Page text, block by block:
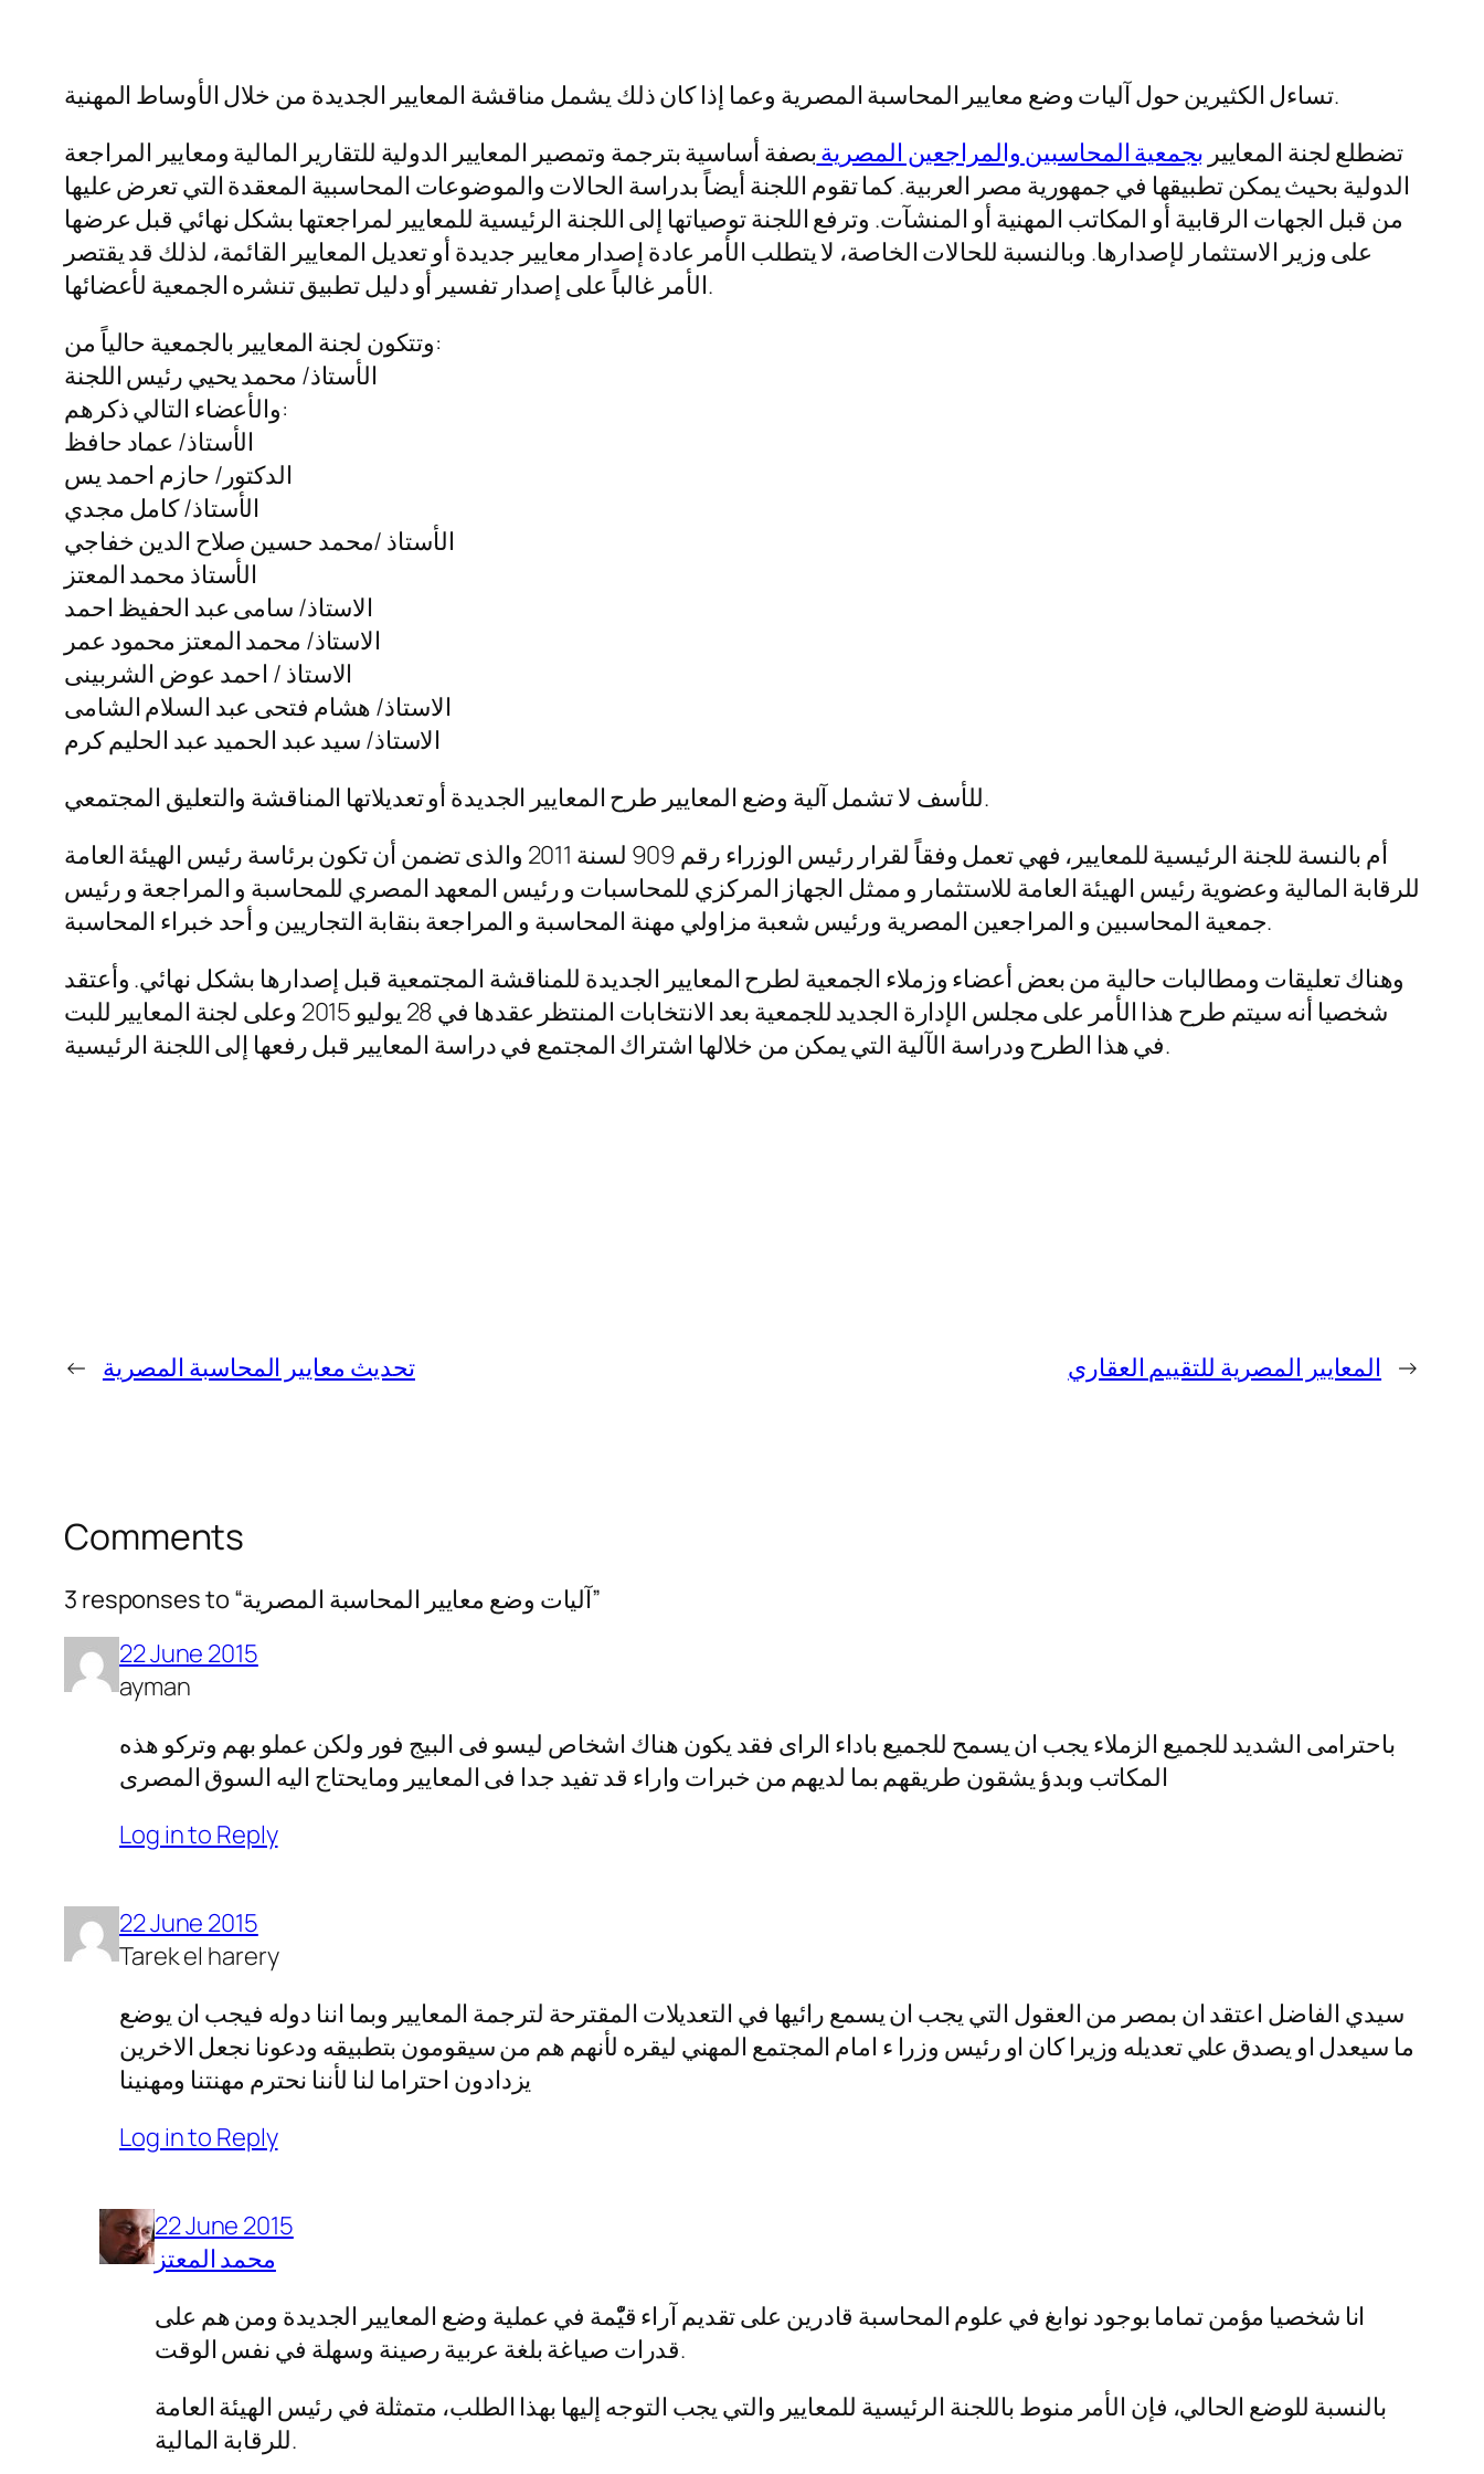
تساءل الكثيرين حول آليات وضع معايير المحاسبة المصرية وعما إذا كان ذلك يشمل مناقشة المعايير الجديدة من خلال الأوساط المهنية.
تضطلع لجنة المعايير بجمعية المحاسبين والمراجعين المصريةبصفة أساسية بترجمة وتمصير المعايير الدولية للتقارير المالية ومعايير المراجعة
الدولية بحيث يمكن تطبيقها في جمهورية مصر العربية. كما تقوم اللجنة أيضاً بدراسة الحالات والموضوعات المحاسبية المعقدة التي تعرض عليها
من قبل الجهات الرقابية أو المكاتب المهنية أو المنشآت. وترفع اللجنة توصياتها إلى اللجنة الرئيسية للمعايير لمراجعتها بشكل نهائي قبل عرضها
على وزير الاستثمار لإصدارها. وبالنسبة للحالات الخاصة، لا يتطلب الأمر عادة إصدار معايير جديدة أو تعديل المعايير القائمة، لذلك قد يقتصر
الأمر غالباً على إصدار تفسير أو دليل تطبيق تنشره الجمعية لأعضائها.
وتتكون لجنة المعايير بالجمعية حالياً من:
الأستاذ/ محمد يحيي رئيس اللجنة
والأعضاء التالي ذكرهم:
الأستاذ/ عماد حافظ
الدكتور/ حازم احمد يس
الأستاذ/ كامل مجدي
الأستاذ /محمد حسين صلاح الدين خفاجي
الأستاذ محمد المعتز
الاستاذ/ سامى عبد الحفيظ احمد
الاستاذ/ محمد المعتز محمود عمر
الاستاذ / احمد عوض الشربينى
الاستاذ/ هشام فتحى عبد السلام الشامى
الاستاذ/ سيد عبد الحميد عبد الحليم كرم
للأسف لا تشمل آلية وضع المعايير طرح المعايير الجديدة أو تعديلاتها المناقشة والتعليق المجتمعي.
أم بالنسة للجنة الرئيسية للمعايير، فهي تعمل وفقاً لقرار رئيس الوزراء رقم 909 لسنة 2011 والذى تضمن أن تكون برئاسة رئيس الهيئة العامة
للرقابة المالية وعضوية رئيس الهيئة العامة للاستثمار و ممثل الجهاز المركزي للمحاسبات و رئيس المعهد المصري للمحاسبة و المراجعة و رئيس
جمعية المحاسبين و المراجعين المصرية ورئيس شعبة مزاولي مهنة المحاسبة و المراجعة بنقابة التجاريين و أحد خبراء المحاسبة.
وهناك تعليقات ومطالبات حالية من بعض أعضاء وزملاء الجمعية لطرح المعايير الجديدة للمناقشة المجتمعية قبل إصدارها بشكل نهائي. وأعتقد
شخصيا أنه سيتم طرح هذا الأمر على مجلس الإدارة الجديد للجمعية بعد الانتخابات المنتظر عقدها في 28 يوليو 2015 وعلى لجنة المعايير للبت
في هذا الطرح ودراسة الآلية التي يمكن من خلالها اشتراك المجتمع في دراسة المعايير قبل رفعها إلى اللجنة الرئيسية.
← تحديث معايير المحاسبة المصرية المعايير المصرية للتقييم العقاري →
Comments
3 responses to “آليات وضع معايير المحاسبة المصرية”
22 June 2015
ayman
باحترامى الشديد للجميع الزملاء يجب ان يسمح للجميع باداء الراى فقد يكون هناك اشخاص ليسو فى البيج فور ولكن عملو بهم وتركو هذه
المكاتب وبدؤ يشقون طريقهم بما لديهم من خبرات واراء قد تفيد جدا فى المعايير ومايحتاج اليه السوق المصرى
Log in to Reply
22 June 2015
Tarek el harery
سيدي الفاضل اعتقد ان بمصر من العقول التي يجب ان يسمع رائيها في التعديلات المقترحة لترجمة المعايير وبما اننا دوله فيجب ان يوضع
ما سيعدل او يصدق علي تعديله وزيرا كان او رئيس وزرا ء امام المجتمع المهني ليقره لأنهم هم من سيقومون بتطبيقه ودعونا نجعل الاخرين
يزدادون احتراما لنا لأننا نحترم مهنتنا ومهنينا
Log in to Reply
22 June 2015
محمد المعتز
انا شخصيا مؤمن تماما بوجود نوابغ في علوم المحاسبة قادرين على تقديم آراء قيّْمة في عملية وضع المعايير الجديدة ومن هم على
قدرات صياغة بلغة عربية رصينة وسهلة في نفس الوقت.
بالنسبة للوضع الحالي، فإن الأمر منوط باللجنة الرئيسية للمعايير والتي يجب التوجه إليها بهذا الطلب، متمثلة في رئيس الهيئة العامة
للرقابة المالية.